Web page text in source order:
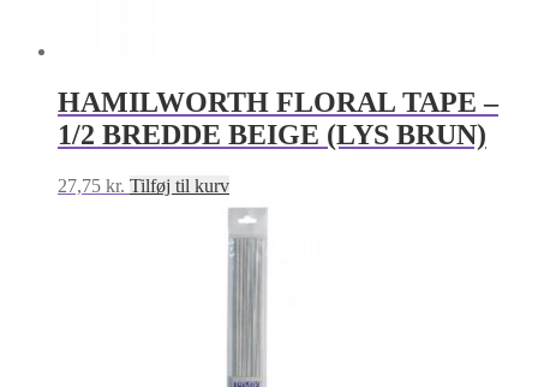
HAMILWORTH FLORAL TAPE –
1/2 BREDDE BEIGE (LYS BRUN)
27,75 kr. Tilføj til kurv